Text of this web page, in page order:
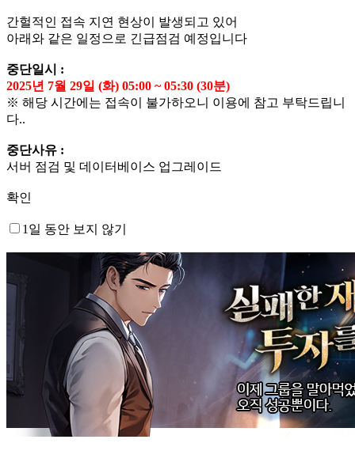
간헐적인 접속 지연 현상이 발생되고 있어
아래와 같은 일정으로 긴급점검 예정입니다
중단일시 :
2025년 7월 29일 (화) 05:00 ~ 05:30 (30분)
※ 해당 시간에는 접속이 불가하오니 이용에 참고 부탁드립니
다..
중단사유 :
서버 점검 및 데이터베이스 업그레이드
확인
1일 동안 보지 않기